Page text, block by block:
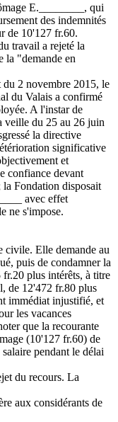
E.________, qui
des indemnités
de 10'127 fr.60.
travail a rejeté la
la "demande en
2 novembre 2015, le
du Valais a confirmé
A l'instar de
veille du 25 au 26 juin
la directive
significative
et
confiance devant
la Fondation disposait
avec effet
ne s'impose.
civile. Elle demande au
puis de condamner la
plus intérêts, à titre
de 12'472 fr.80 plus
immédiat injustifié, et
les vacances
que la recourante
(10'127 fr.60) de
pendant le délai
du recours. La
aux considérants de